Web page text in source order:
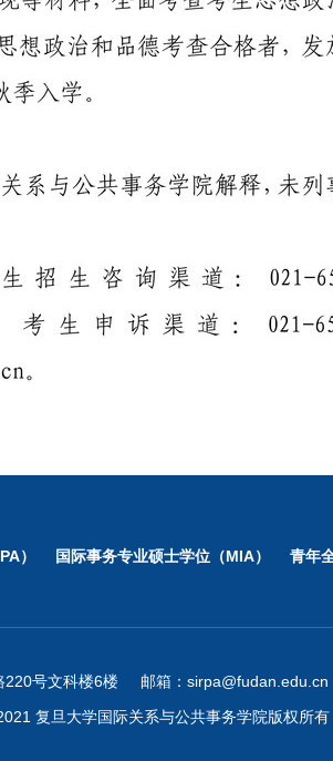
） 国际事务专业硕士学位（MIA）
青年
220号文科楼6楼
邮箱：sirpa@fudan.edu.cn
复旦大学国际关系与公共事务学院版权所有